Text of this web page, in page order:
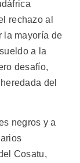
rechazo al
la mayoría de
a la
desafío,
del
negros y a
Cosatu,